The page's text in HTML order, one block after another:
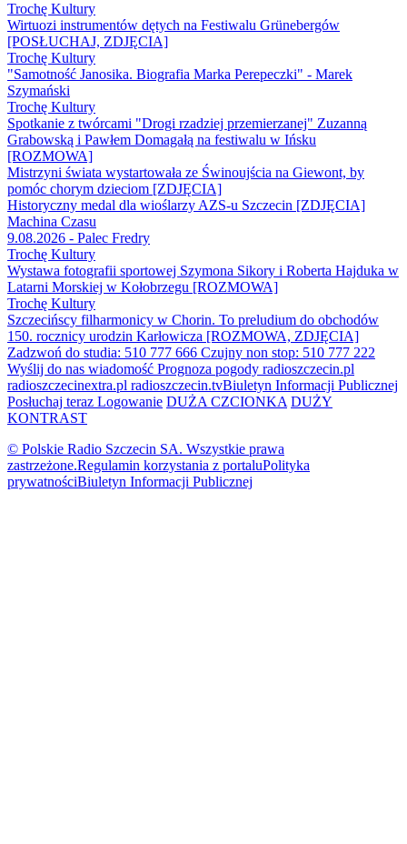
Trochę Kultury
Wirtuozi instrumentów dętych na Festiwalu Grünebergów
[POSŁUCHAJ, ZDJĘCIA]
Trochę Kultury
"Samotność Janosika. Biografia Marka Perepeczki" - Marek
Szymański
Trochę Kultury
Spotkanie z twórcami "Drogi rzadziej przemierzanej" Zuzanną
Grabowską i Pawłem Domagałą na festiwalu w Ińsku
[ROZMOWA]
Mistrzyni świata wystartowała ze Świnoujścia na Giewont, by
pomóc chorym dzieciom [ZDJĘCIA]
Historyczny medal dla wioślarzy AZS-u Szczecin [ZDJĘCIA]
Machina Czasu
9.08.2026 - Palec Fredry
Trochę Kultury
Wystawa fotografii sportowej Szymona Sikory i Roberta Hajduka w
Latarni Morskiej w Kołobrzegu [ROZMOWA]
Trochę Kultury
Szczecińscy filharmonicy w Chorin. To preludium do obchodów
150. rocznicy urodzin Karłowicza [ROZMOWA, ZDJĘCIA]
Zadzwoń do studia: 510 777 666 Czujny non stop: 510 777 222
Wyślij do nas wiadomość Prognoza pogody radioszczecin.pl
radioszczecinextra.pl radioszczecin.tvBiuletyn Informacji Publicznej
Posłuchaj teraz Logowanie DUŻA CZCIONKA DUŻY
KONTRAST
© Polskie Radio Szczecin SA. Wszystkie prawa
zastrzeżone.Regulamin korzystania z portaluPolityka
prywatnościBiuletyn Informacji Publicznej